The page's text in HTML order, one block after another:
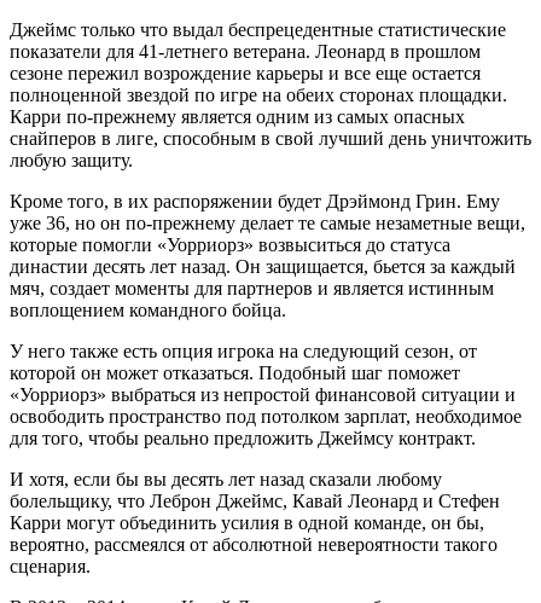
Джеймс только что выдал беспрецедентные статистические
показатели для 41-летнего ветерана. Леонард в прошлом
сезоне пережил возрождение карьеры и все еще остается
полноценной звездой по игре на обеих сторонах площадки.
Карри по-прежнему является одним из самых опасных
снайперов в лиге, способным в свой лучший день уничтожить
любую защиту.
Кроме того, в их распоряжении будет Дрэймонд Грин. Ему
уже 36, но он по-прежнему делает те самые незаметные вещи,
которые помогли «Уорриорз» возвыситься до статуса
династии десять лет назад. Он защищается, бьется за каждый
мяч, создает моменты для партнеров и является истинным
воплощением командного бойца.
У него также есть опция игрока на следующий сезон, от
которой он может отказаться. Подобный шаг поможет
«Уорриорз» выбраться из непростой финансовой ситуации и
освободить пространство под потолком зарплат, необходимое
для того, чтобы реально предложить Джеймсу контракт.
И хотя, если бы вы десять лет назад сказали любому
болельщику, что Леброн Джеймс, Кавай Леонард и Стефен
Карри могут объединить усилия в одной команде, он бы,
вероятно, рассмеялся от абсолютной невероятности такого
сценария.